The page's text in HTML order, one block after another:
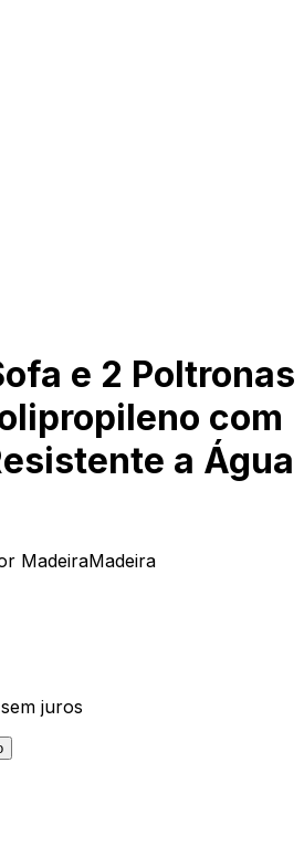
e 2 Poltronas
com
a Água
MadeiraMadeira
sem juros